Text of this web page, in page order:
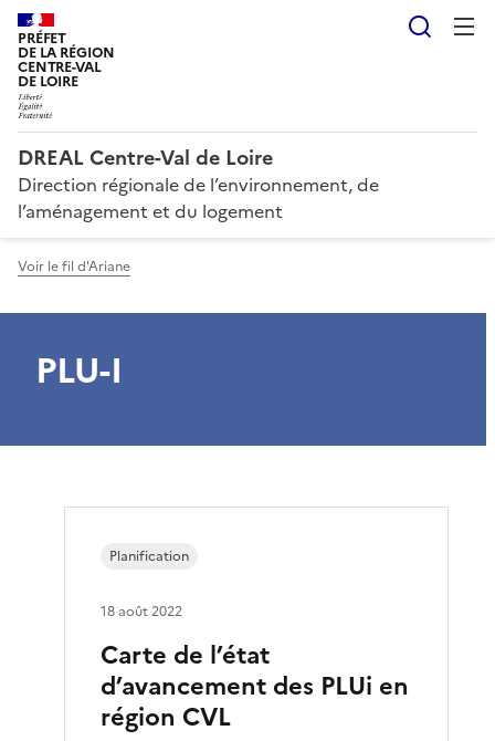
PRÉFET
DE LA RÉGION
CENTRE-VAL
DE LOIRE
DREAL Centre-Val de Loire
Direction régionale de l’environnement, de
l’aménagement et du logement
Voir le fil d'Ariane
PLU-I
Carte de l’état
d’avancement des PLUi en
région CVL
Planification
18 août 2022